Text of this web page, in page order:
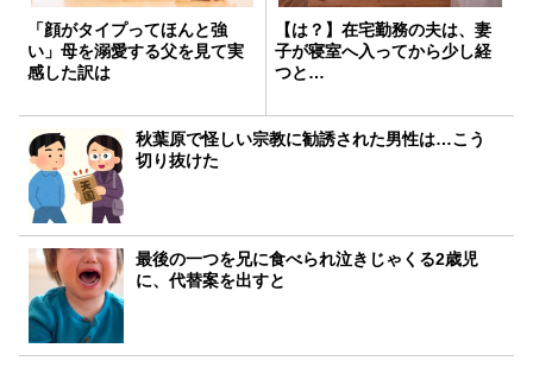
「顔がタイプってほんと強
い」母を溺愛する父を見て実
感した訳は
【は？】在宅勤務の夫は、妻
子が寝室へ入ってから少し経
つと…
秋葉原で怪しい宗教に勧誘された男性は…こう
切り抜けた
最後の一つを兄に食べられ泣きじゃくる2歳児
に、代替案を出すと